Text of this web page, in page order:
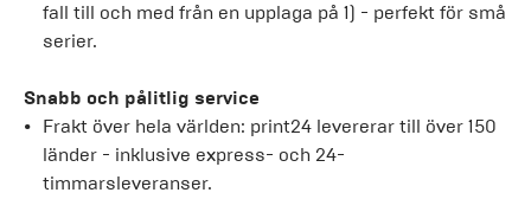
fall till och med från en upplaga på 1) - perfekt för små
serier.
Snabb och pålitlig service
Frakt över hela världen: print24 levererar till över 150
länder - inklusive express- och 24-
timmarsleveranser.